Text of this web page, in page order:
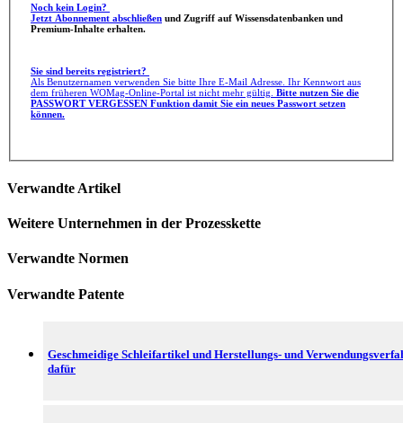
Noch kein Login?
Jetzt Abonnement abschließen
Premium-Inhalte erhalten.
Sie sind bereits registriert?
Als Benutzernamen verwenden Sie bitte Ihre E-Mail Adresse. Ihr Kennwort aus
dem früheren WOMag-Online-Portal ist nicht mehr gültig. Bitte nutzen Sie die
PASSWORT VERGESSEN Funktion damit Sie ein neues Passwort setzen
können.
Verwandte Artikel
Weitere Unternehmen in der Prozesskette
Verwandte Normen
Verwandte Patente
Geschmeidige Schleifartikel und Herstellungs- und
dafür